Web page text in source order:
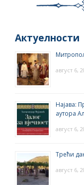
Актуелности
август 6,
Најава:
аутора
август 6,
Трећи
август 6,